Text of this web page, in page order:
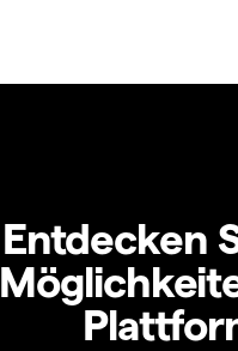
Entdecken